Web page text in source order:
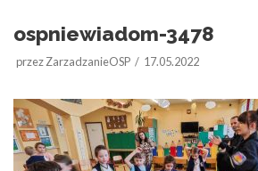
ospniewiadom-3478
przezZarzadzanieOSP 17.05.2022